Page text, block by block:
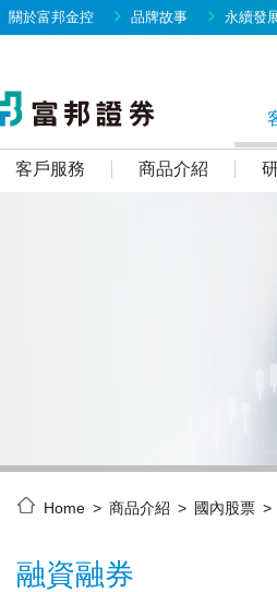
客戶服務 商品介紹
關於富邦金控 品牌故事 永續發
Home 商品介紹 國內股票
融資融券